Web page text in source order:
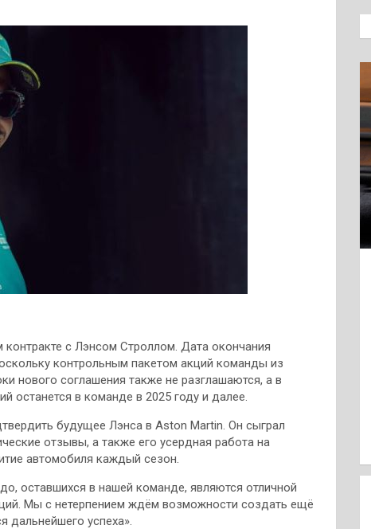
с Лэнсом Строллом. Дата окончания
контрольным пакетом акций команды из
нового соглашения также не разглашаются, а в
останется в команде в 2025 году и далее.
будущее Лэнса в Aston Martin. Он сыграл
отзывы, а также его усердная работа на
автомобиля каждый сезон.
оставшихся в нашей команде, являются отличной
Мы с нетерпением ждём возможности создать ещё
дальнейшего успеха».